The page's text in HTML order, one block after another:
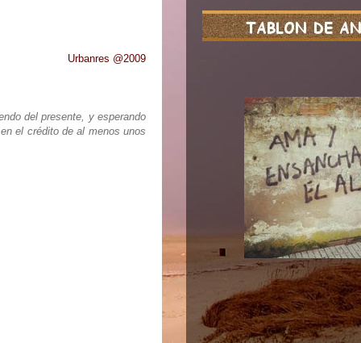
Urbanres @2009
del presente, y esperando
el crédito de al menos unos